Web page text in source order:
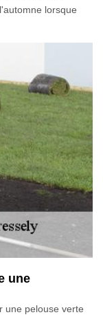
lorsque
une
une pelouse verte